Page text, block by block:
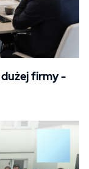
firmy -